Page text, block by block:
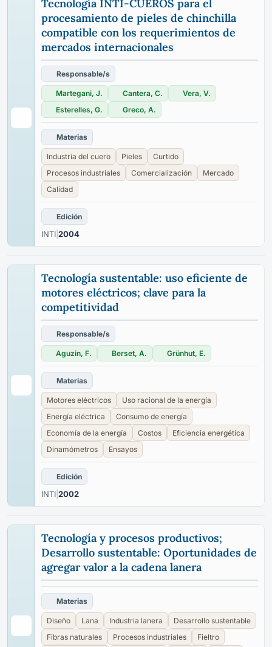
Tecnología INTI-CUEROS para el
procesamiento de pieles de chinchilla
compatible con los requerimientos de
mercados internacionales
Responsable/s
Martegani, J. Cantera, C.
Vera, V.
Esterelles, G.
Greco, A.
Materias
Industria del cuero Pieles
Curtido
Procesos industriales
Comercialización
Mercado
Calidad
Edición
INTI 2004
Tecnología sustentable: uso eficiente de
motores eléctricos; clave para la
competitividad
Responsable/s
Aguzin, F. Berset, A. Grünhut, E.
Materias
Motores eléctricos
Uso racional de la energía
Energía eléctrica
Consumo de energía
Economía de la energía
Costos
Eficiencia energética
Dinamómetros
Ensayos
Edición
INTI 2002
Tecnología y procesos productivos;
Desarrollo sustentable: Oportunidades de
agregar valor a la cadena lanera
Materias
Diseño Lana Industria lanera
Desarrollo sustentable
Fibras naturales
Procesos industriales
Fieltro